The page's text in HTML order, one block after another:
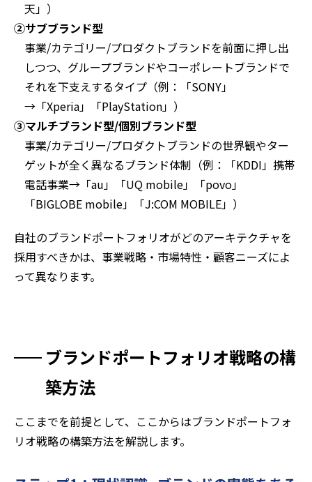
天」）
②サブブランド型
事業/カテゴリー/プロダクトブランドを前面に押し出
しつつ、グループブランドやコーポレートブランドで
それを下支えするタイプ（例：「SONY」
→「Xperia」「PlayStation」）
③マルチブランド型/個別ブランド型
事業/カテゴリー/プロダクトブランドの世界観やター
ゲットが全く異なるブランド体制（例：「KDDI」携帯
電話事業→「au」「UQ mobile」「povo」
「BIGLOBE mobile」「J:COM MOBILE」）
自社のブランドポートフォリオがどのアーキテクチャを
採用すべきかは、事業戦略・市場特性・顧客ニーズによ
って異なります。
ブランドポートフォリオ戦略の構
築方法
ここまでを前提として、ここからはブランドポートフォ
リオ戦略の構築方法を解説します。